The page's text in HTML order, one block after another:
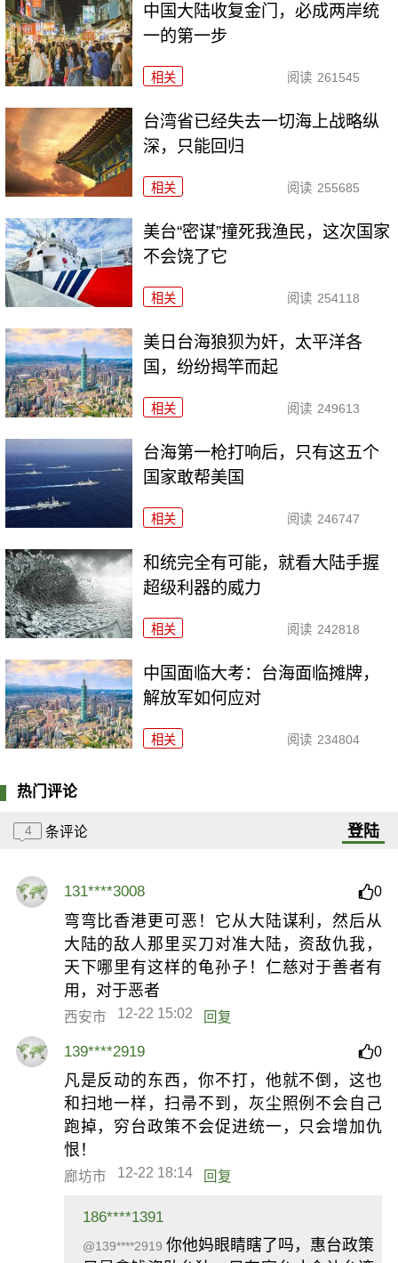
中国大陆收复金门，必成两岸统
一的第一步
相关 阅读 261545
台湾省已经失去一切海上战略纵
深，只能回归
相关 阅读 255685
美台“密谋”撞死我渔民，这次国家
不会饶了它
相关 阅读 254118
美日台海狼狈为奸，太平洋各
国，纷纷揭竿而起
相关 阅读 249613
台海第一枪打响后，只有这五个
国家敢帮美国
相关 阅读 246747
和统完全有可能，就看大陆手握
超级利器的威力
相关 阅读 242818
中国面临大考：台海面临摊牌，
解放军如何应对
相关 阅读 234804
热门评论
4 条评论 登陆
131****3008 0
弯弯比香港更可恶！它从大陆谋利，然后从
大陆的敌人那里买刀对准大陆，资敌仇我，
天下哪里有这样的龟孙子！仁慈对于善者有
用，对于恶者
西安市 12-22 15:02 回复
139****2919 0
凡是反动的东西，你不打，他就不倒，这也
和扫地一样，扫帚不到，灰尘照例不会自己
跑掉，穷台政策不会促进统一，只会增加仇
恨！
廊坊市 12-22 18:14 回复
186****1391
@139****2919 你他妈眼睛瞎了吗，惠台政策